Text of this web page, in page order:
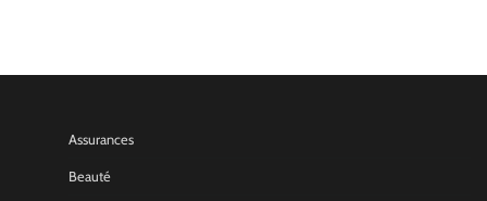
Assurances
Beauté